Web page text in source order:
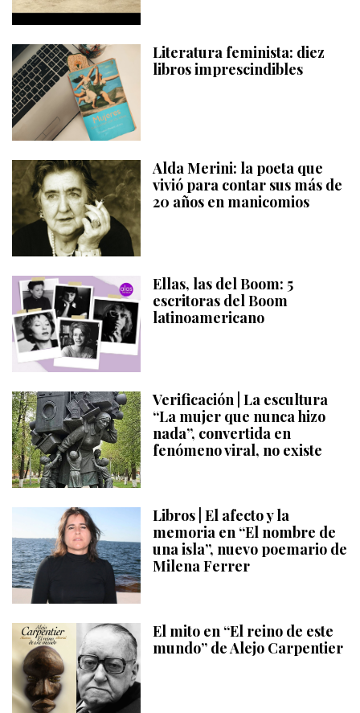
Literatura feminista: diez
libros imprescindibles
Alda Merini: la poeta que
vivió para contar sus más de
20 años en manicomios
Ellas, las del Boom: 5
escritoras del Boom
latinoamericano
Verificación | La escultura
“La mujer que nunca hizo
nada”, convertida en
fenómeno viral, no existe
Libros | El afecto y la
memoria en “El nombre de
una isla”, nuevo poemario de
Milena Ferrer
El mito en “El reino de este
mundo” de Alejo Carpentier